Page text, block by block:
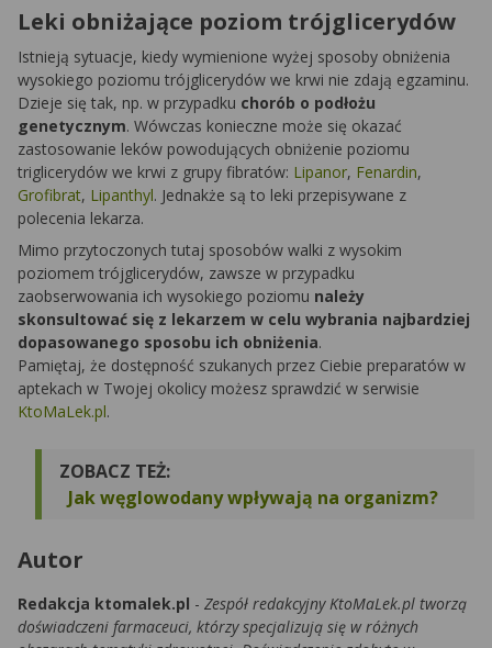
Leki obniżające poziom trójglicerydów
Istnieją sytuacje, kiedy wymienione wyżej sposoby obniżenia
wysokiego poziomu trójglicerydów we krwi nie zdają egzaminu.
Dzieje się tak, np. w przypadku chorób o podłożu
genetycznym. Wówczas konieczne może się okazać
zastosowanie leków powodujących obniżenie poziomu
triglicerydów we krwi z grupy fibratów: Lipanor, Fenardin,
Grofibrat, Lipanthyl. Jednakże są to leki przepisywane z
polecenia lekarza.
Mimo przytoczonych tutaj sposobów walki z wysokim
poziomem trójglicerydów, zawsze w przypadku
zaobserwowania ich wysokiego poziomu należy
skonsultować się z lekarzem w celu wybrania najbardziej
dopasowanego sposobu ich obniżenia.
Pamiętaj, że dostępność szukanych przez Ciebie preparatów w
aptekach w Twojej okolicy możesz sprawdzić w serwisie
KtoMaLek.pl.
ZOBACZ TEŻ:
Jak węglowodany wpływają na organizm?
Autor
Redakcja ktomalek.pl - Zespół redakcyjny KtoMaLek.pl tworzą
doświadczeni farmaceuci, którzy specjalizują się w różnych